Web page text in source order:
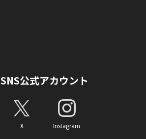
SNS公式アカウント
X Instagram